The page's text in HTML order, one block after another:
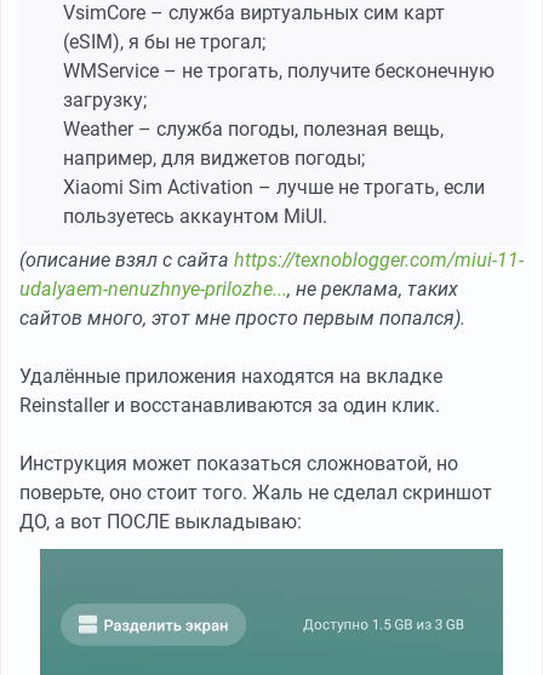
VsimCore – служба виртуальных сим карт
(eSIM), я бы не трогал;
WMService – не трогать, получите бесконечную
загрузку;
Weather – служба погоды, полезная вещь,
например, для виджетов погоды;
Xiaomi Sim Activation – лучше не трогать, если
пользуетесь аккаунтом MiUI.
(описание взял с сайта https://texnoblogger.com/miui-11-
udalyaem-nenuzhnye-prilozhe..., не реклама, таких
сайтов много, этот мне просто первым попался).
Удалённые приложения находятся на вкладке
Reinstaller и восстанавливаются за один клик.
Инструкция может показаться сложноватой, но
поверьте, оно стоит того. Жаль не сделал скриншот
ДО, а вот ПОСЛЕ выкладываю: